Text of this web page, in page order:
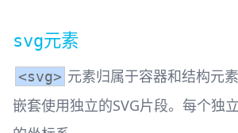
svg元素
<svg> 元素归属于容器和结构元
嵌套使用独立的SVG片段。每个独